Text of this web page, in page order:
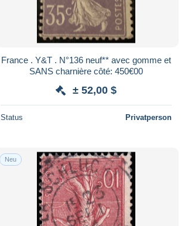
France . Y&T . N°136 neuf** avec gomme et
SANS charnière côté: 450€00
± 52,00 $
Status Privatperson
Neu